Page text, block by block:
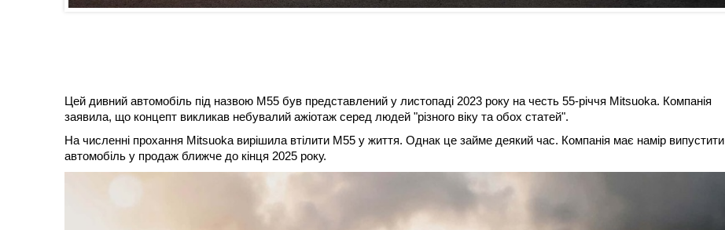
Цей дивний автомобіль під назвою М55 був представлений у листопаді 2023 року на честь 55-річчя Mitsuoka. Компанія
заявила, що концепт викликав небувалий ажіотаж серед людей "різного віку та обох статей".
На численні прохання Mitsuoka вирішила втілити M55 у життя. Однак це займе деякий час. Компанія має намір випустити
автомобіль у продаж ближче до кінця 2025 року.